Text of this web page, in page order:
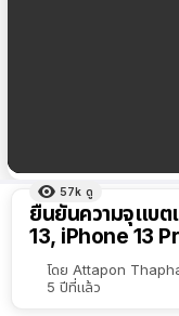
ผลลัพธ์
ทั้งหมด
เรียง
ตาม
57k ดู
ยืนยันความจุแบต
โดย Attapon
5 ปีที่แล้ว